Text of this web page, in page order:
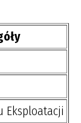
Eksploatacji